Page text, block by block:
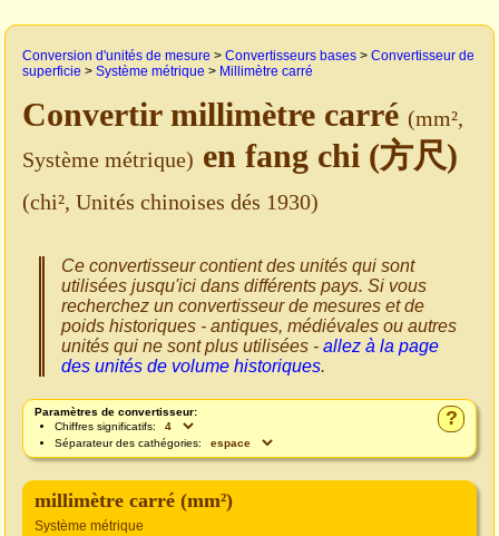
Conversion d'unités de mesure > Convertisseurs bases > Convertisseur de
superficie > Système métrique > Millimètre carré
Convertir millimètre carré (mm²,
Système métrique) en fang chi (方尺)
(chi², Unités chinoises dés 1930)
Ce convertisseur contient des unités qui sont
utilisées jusqu'ici dans différents pays. Si vous
recherchez un convertisseur de mesures et de
poids historiques - antiques, médiévales ou autres
unités qui ne sont plus utilisées - allez à la page
des unités de volume historiques.
?
Paramètres de convertisseur:
Chiffres significatifs:
Séparateur des cathégories:
millimètre carré (mm²)
Système métrique